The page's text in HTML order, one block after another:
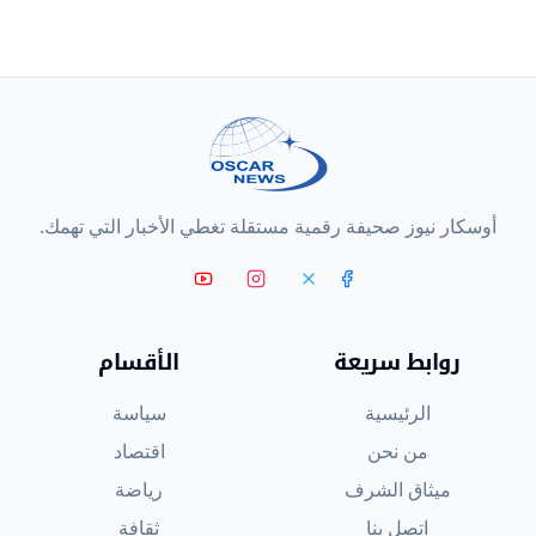
أوسكار نيوز صحيفة رقمية مستقلة تغطي الأخبار التي تهمك.
روابط سريعة
الرئيسية
من نحن
ميثاق الشرف
اتصل بنا
الأقسام
سياسة
اقتصاد
رياضة
ثقافة